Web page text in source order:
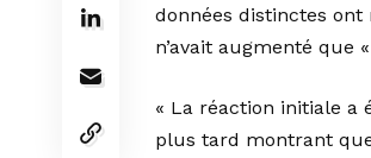
données distinctes
n’avait augmenté que
« La réaction initiale
plus tard montrant